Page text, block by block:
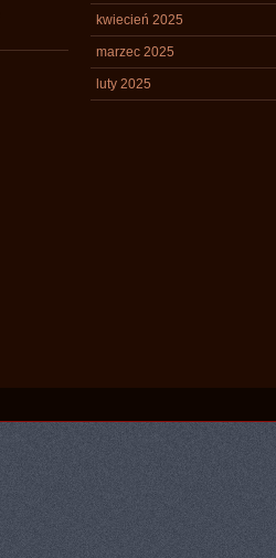
kwiecień 2025
marzec 2025
luty 2025